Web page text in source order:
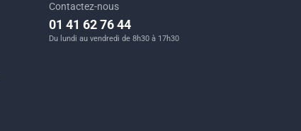
Contactez-nous
01 41 62 76 44
Du lundi au vendredi de 8h30 à 17h30